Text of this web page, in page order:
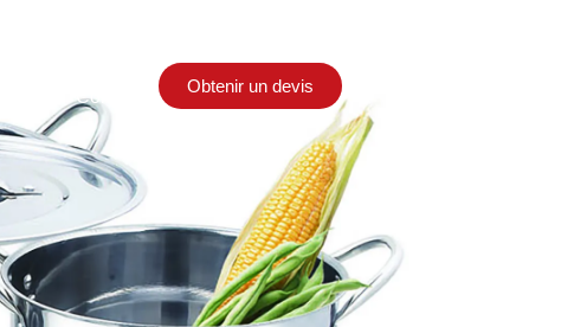
Contact
Obtenir un devis